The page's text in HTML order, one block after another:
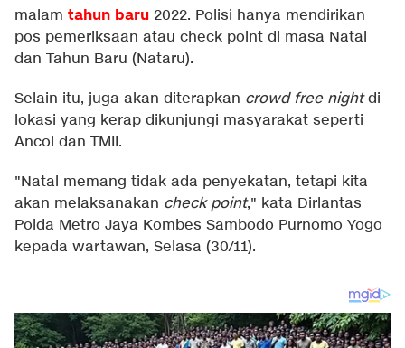
malam tahun baru 2022. Polisi hanya mendirikan
pos pemeriksaan atau check point di masa Natal
dan Tahun Baru (Nataru).
Selain itu, juga akan diterapkan crowd free nightdi
lokasi yang kerap dikunjungi masyarakat seperti
Ancol dan TMII.
"Natal memang tidak ada penyekatan, tetapi kita
akan melaksanakan check point," kata Dirlantas
Polda Metro Jaya Kombes Sambodo Purnomo Yogo
kepada wartawan, Selasa (30/11).